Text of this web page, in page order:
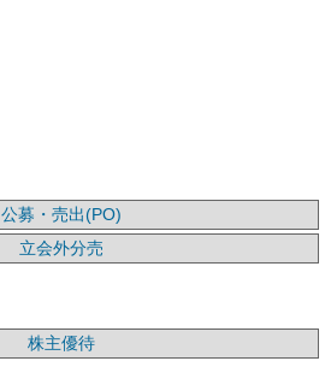
公募・売出(PO)
立会外分売
株主優待